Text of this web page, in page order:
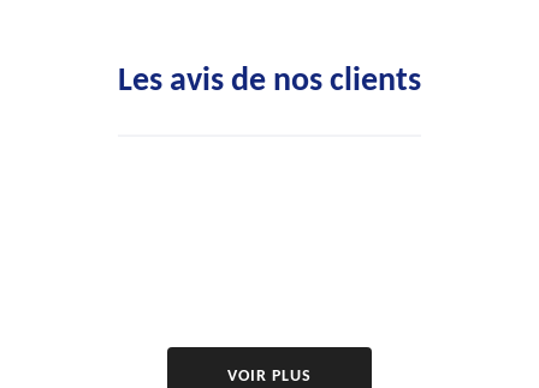
Les avis de nos clients
VOIR PLUS